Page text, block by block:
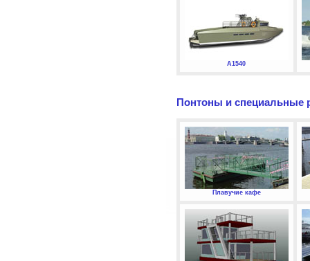
А1540
Понтоны и специальные
Плавучие кафе